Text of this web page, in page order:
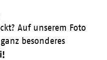
Auf unserem Foto
besonderes